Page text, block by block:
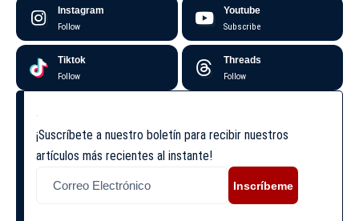
Instagram
Follow
Youtube
Subscribe
Tiktok
Follow
Threads
Follow
¡Suscríbete a nuestro boletín para recibir nuestros
artículos más recientes al instante!
Inscríbeme